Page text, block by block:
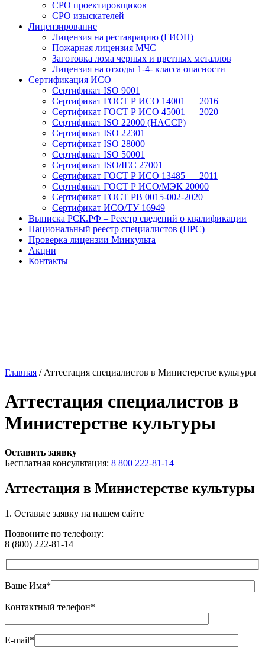
СРО проектировщиков
СРО изыскателей
Лицензирование
Лицензия на реставрацию (ГИОП)
Пожарная лицензия МЧС
Заготовка лома черных и цветных металлов
Лицензия на отходы 1-4- класса опасности
Сертификация ИСО
Сертификат ISO 9001
Сертификат ГОСТ Р ИСО 14001 — 2016
Сертификат ГОСТ Р ИСО 45001 — 2020
Сертификат ISO 22000 (HACCP)
Сертификат ISO 22301
Сертификат ISO 28000
Сертификат ISO 50001
Сертификат ISO/IEC 27001
Сертификат ГОСТ Р ИСО 13485 — 2011
Сертификат ГОСТ Р ИСО/МЭК 20000
Сертификат ГОСТ РВ 0015-002-2020
Сертификат ИСО/ТУ 16949
Выписка РСК.РФ – Реестр сведений о квалификации
Национальный реестр специалистов (НРС)
Проверка лицензии Минкульта
Акции
Контакты
Главная / Аттестация специалистов в Министерстве культуры
Аттестация специалистов в
Министерстве культуры
Оставить заявку
Бесплатная консультация: 8 800 222-81-14
Аттестация в Министерстве культуры
1. Оставьте заявку на нашем сайте
Позвоните по телефону:
8 (800) 222-81-14
Ваше Имя*
Контактный телефон*
E-mail*